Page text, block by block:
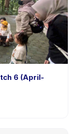
6 (April-